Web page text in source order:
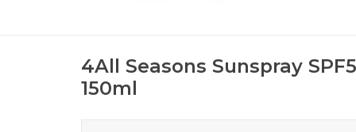
4All Seasons Sunspray
150ml